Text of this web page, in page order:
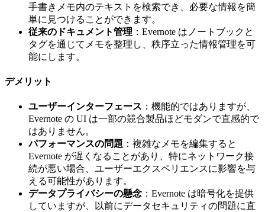
手書きメモ内のテキストを検索でき、必要な情報を簡
単に見つけることができます。
従来のドキュメント管理 ：Evernote はノートブックと
タグを通じてメモを整理し、秩序立った情報管理を可
能にします。
デメリット
ユーザーインターフェース ：機能的ではありますが、
Evernote の UI は一部の競合製品ほどモダンで直感的で
はありません。
パフォーマンスの問題 ：複雑なメモを編集すると
Evernote が遅くなることがあり、特にネットワーク接
続が悪い場合、ユーザーエクスペリエンスに影響を与
える可能性があります。
データプライバシーの懸念 ：Evernote は暗号化を提供
していますが、以前にデータセキュリティの問題に直